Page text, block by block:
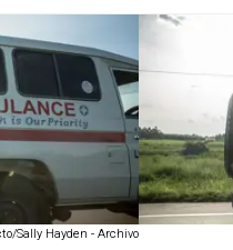
Sally Hayden - Archivo